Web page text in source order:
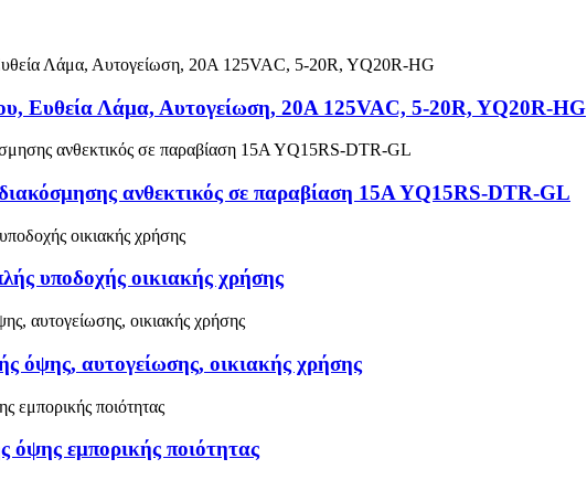
Ευθεία Λάμα, Αυτογείωση, 20A 125VAC, 5-20R, YQ20R-HG
ανθεκτικός σε παραβίαση 15A YQ15RS-DTR-GL
υποδοχής οικιακής χρήσης
όψης, αυτογείωσης, οικιακής χρήσης
όψης εμπορικής ποιότητας